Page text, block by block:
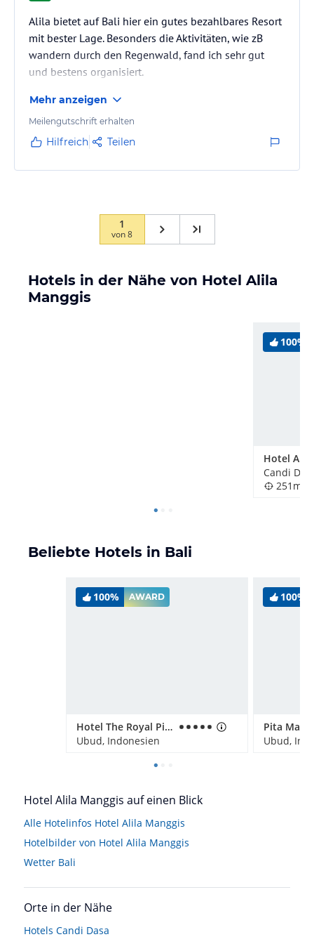
Alila bietet auf Bali hier ein gutes bezahlbares Resort
mit bester Lage. Besonders die Aktivitäten, wie zB
wandern durch den Regenwald, fand ich sehr gut
und bestens organisiert.
Mehr anzeigen
Meilengutschrift erhalten
Hilfreich Teilen
1
von8
Hotels in der Nähe von Hotel Alila
Manggis
100%
Hotel
Candi
251m
Beliebte Hotels in Bali
100% AWARD
Hotel The Royal Pita Maha
Ubud, Indonesien
100%
Ubud,
Hotel Alila Manggis auf einen Blick
Alle Hotelinfos Hotel Alila Manggis
Hotelbilder von Hotel Alila Manggis
Wetter Bali
Orte in der Nähe
Hotels Candi Dasa